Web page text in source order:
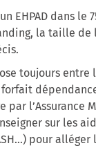
EHPAD dans le
la taille de
toujours entre
par l’Assurance
sur les
pour alléger